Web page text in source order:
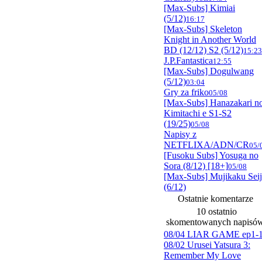
[Max-Subs] Kimiai
(5/12)16:17
[Max-Subs] Skeleton
Knight in Another World
BD (12/12) S2 (5/12)15:23
J.P.Fantastica12:55
[Max-Subs] Dogulwang
(5/12)03:04
Gry za friko05/08
[Max-Subs] Hanazakari
Kimitachi e S1-S2
(19/25)05/08
Napisy z
NETFLIXA/ADN/CR05/
[Fusoku Subs] Yosuga no
Sora (8/12) [18+]05/08
[Max-Subs] Mujikaku
(6/12)
Ostatnie komentarze
10 ostatnio
skomentowanych
08/04 LIAR GAME ep1-
08/02 Urusei Yatsura 3:
Remember My Love